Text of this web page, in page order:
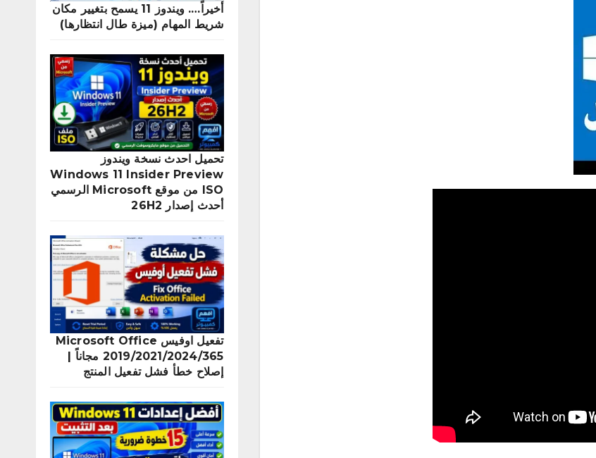
أخيراً…. ويندوز 11 يسمح بتغيير مكان
شريط المهام (ميزة طال انتظارها)
تحميل احدث نسخة ويندوز
Windows 11 Insider Preview
ISO من موقع Microsoft الرسمي
أحدث إصدار 26H2
تفعيل اوفيس Microsoft Office
2019/2021/2024/365 مجاناً |
إصلاح خطأ فشل تفعيل المنتج